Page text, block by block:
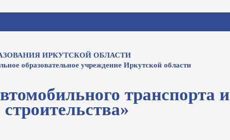
ИРКУТСКОЙ ОБЛАСТИ
образовательное учреждение Иркутской области
транспорта и